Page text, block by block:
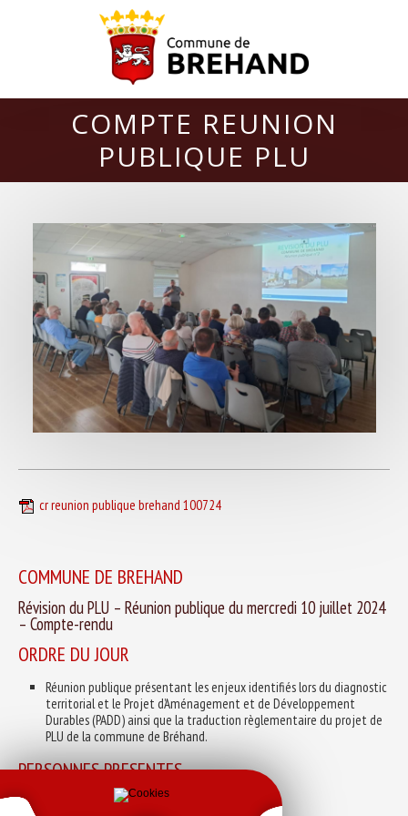
COMPTE REUNION
PUBLIQUE PLU
cr reunion publique brehand 100724
COMMUNE DE BREHAND
Révision du PLU – Réunion publique du mercredi 10 juillet 2024
– Compte-rendu
ORDRE DU JOUR
Réunion publique présentant les enjeux identifiés lors du diagnostic
territorial et le Projet d’Aménagement et de Développement
Durables (PADD) ainsi que la traduction règlementaire du projet de
PLU de la commune de Bréhand.
PERSONNES PRESENTES
Environ une trentaine de participants.